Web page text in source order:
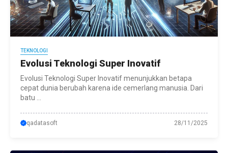
TEKNOLOGI
Evolusi Teknologi Super Inovatif
Evolusi Teknologi Super Inovatif menunjukkan betapa
cepat dunia berubah karena ide cemerlang manusia. Dari
batu ...
qadatasoft 28/11/2025